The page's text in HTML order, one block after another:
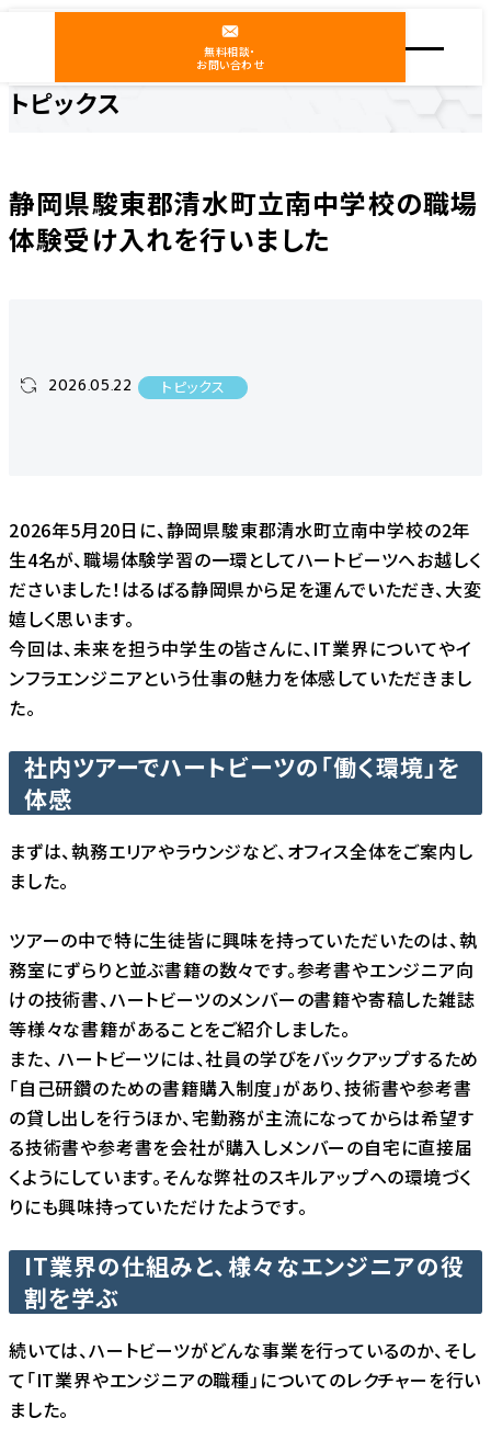
無料相談・
お問い合わせ
トピックス
静岡県駿東郡清水町立南中学校の職場
体験受け入れを行いました
2026.05.22 トピックス
2026年5月20日に、静岡県駿東郡清水町立南中学校の2年
生4名が、職場体験学習の一環としてハートビーツへお越しく
ださいました！はるばる静岡県から足を運んでいただき、大変
嬉しく思います。
今回は、未来を担う中学生の皆さんに、IT業界についてやイ
ンフラエンジニアという仕事の魅力を体感していただきまし
た。
社内ツアーでハートビーツの「働く環境」を
体感
まずは、執務エリアやラウンジなど、オフィス全体をご案内し
ました。
ツアーの中で特に生徒皆に興味を持っていただいたのは、執
務室にずらりと並ぶ書籍の数々です。参考書やエンジニア向
けの技術書、ハートビーツのメンバーの書籍や寄稿した雑誌
等様々な書籍があることをご紹介しました。
また、 ハートビーツには、社員の学びをバックアップするため
「自己研鑽のための書籍購入制度」があり、技術書や参考書
の貸し出しを行うほか、宅勤務が主流になってからは希望す
る技術書や参考書を会社が購入しメンバーの自宅に直接届
くようにしています。そんな弊社のスキルアップへの環境づく
りにも興味持っていただけたようです。
IT業界の仕組みと、様々なエンジニアの役
割を学ぶ
続いては、ハートビーツがどんな事業を行っているのか、そし
て「IT業界やエンジニアの職種」についてのレクチャーを行い
ました。